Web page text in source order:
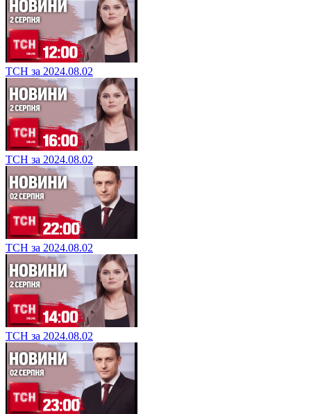
ТСН за 2024.08.02
ТСН за 2024.08.02
ТСН за 2024.08.02
ТСН за 2024.08.02